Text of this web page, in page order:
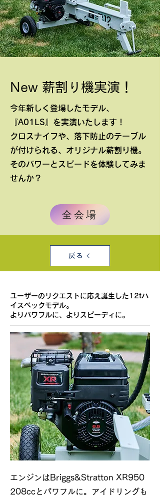
New 薪割り機実演！
今年新しく登場したモデル、
『A01LS』を実演いたします！
​クロスナイフや、落下防止のテーブル
が付けられる、オリジナル薪割り機。
そのパワーとスピードを体験してみま
せんか？
全会場
戻る
ユーザーのリクエストに応え誕生した12tハ
イスペックモデル。
​よりパワフルに、よりスピーディに。
​エンジンはBriggs&Stratton XR950
208ccとパワフルに。アイドリングも